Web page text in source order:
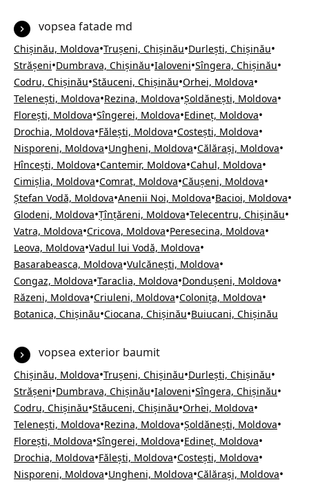
vopsea fatade md
Chișinău, Moldova•Trușeni, Chișinău•Durlești, Chișinău•
Strășeni•Dumbrava, Chișinău•Ialoveni•Sîngera, Chișinău•
Codru, Chișinău•Stăuceni, Chișinău•Orhei, Moldova•
Telenești, Moldova•Rezina, Moldova•Șoldănești, Moldova•
Florești, Moldova•Sîngerei, Moldova•Edineț, Moldova•
Drochia, Moldova•Fălești, Moldova•Costești, Moldova•
Nisporeni, Moldova•Ungheni, Moldova•Călărași, Moldova•
Hîncești, Moldova•Cantemir, Moldova•Cahul, Moldova•
Cimișlia, Moldova•Comrat, Moldova•Căușeni, Moldova•
Ștefan Vodă, Moldova•Anenii Noi, Moldova•Bacioi, Moldova•
Glodeni, Moldova•Țînțăreni, Moldova•Telecentru, Chișinău•
Vatra, Moldova•Cricova, Moldova•Peresecina, Moldova•
Leova, Moldova•Vadul lui Vodă, Moldova•
Basarabeasca, Moldova•Vulcănești, Moldova•
Congaz, Moldova•Taraclia, Moldova•Dondușeni, Moldova•
Răzeni, Moldova•Criuleni, Moldova•Colonița, Moldova•
Botanica, Chișinău•Ciocana, Chișinău•Buiucani, Chișinău
vopsea exterior baumit
Chișinău, Moldova•Trușeni, Chișinău•Durlești, Chișinău•
Strășeni•Dumbrava, Chișinău•Ialoveni•Sîngera, Chișinău•
Codru, Chișinău•Stăuceni, Chișinău•Orhei, Moldova•
Telenești, Moldova•Rezina, Moldova•Șoldănești, Moldova•
Florești, Moldova•Sîngerei, Moldova•Edineț, Moldova•
Drochia, Moldova•Fălești, Moldova•Costești, Moldova•
Nisporeni, Moldova•Ungheni, Moldova•Călărași, Moldova•